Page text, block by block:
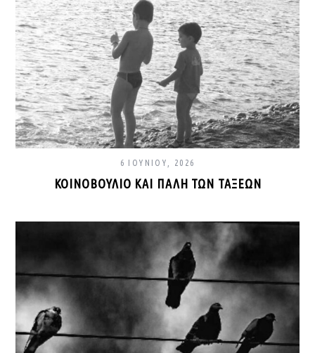
6 ΙΟΥΝΊΟΥ, 2026
ΚΟΙΝΟΒΟΎΛΙΟ ΚΑΙ ΠΆΛΗ ΤΩΝ ΤΆΞΕΩΝ